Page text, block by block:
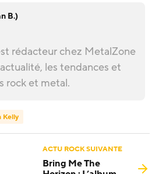
B.)
rédacteur chez MetalZone
les tendances et
rock et metal.
Kelly
ACTU ROCK SUIVANTE
Bring Me The